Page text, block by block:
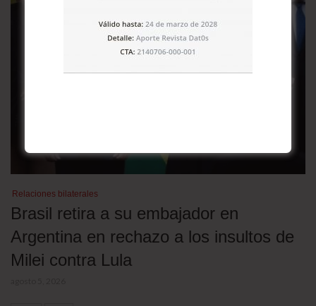
Relaciones bilaterales
Brasil retira a su embajador en
Argentina en rechazo a los insultos de
Milei contra Lula